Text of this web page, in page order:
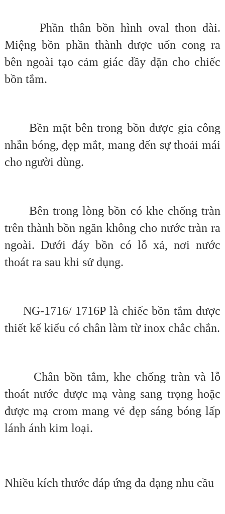
Phần thân bồn hình oval thon dài.
Miệng bồn phần thành được uốn cong ra
bên ngoài tạo cảm giác dầy dặn cho chiếc
bồn tắm.
Bền mặt bên trong bồn được gia công
nhẵn bóng, đẹp mắt, mang đến sự thoải mái
cho người dùng.
Bên trong lòng bồn có khe chống tràn
trên thành bồn ngăn không cho nước tràn ra
ngoài. Dưới đáy bồn có lỗ xả, nơi nước
thoát ra sau khi sử dụng.
NG-1716/ 1716P là chiếc bồn tắm được
thiết kế kiểu có chân làm từ inox chắc chắn.
Chân bồn tắm, khe chống tràn và lỗ
thoát nước được mạ vàng sang trọng hoặc
được mạ crom mang vẻ đẹp sáng bóng lấp
lánh ánh kim loại.
Nhiều kích thước đáp ứng đa dạng nhu cầu